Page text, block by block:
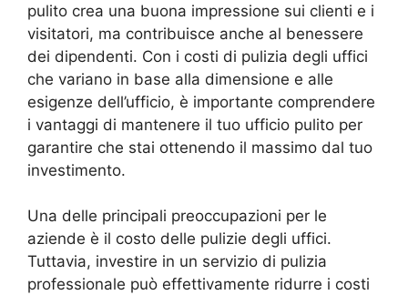
pulito crea una buona impressione sui clienti e i
visitatori, ma contribuisce anche al benessere
dei dipendenti. Con i costi di pulizia degli uffici
che variano in base alla dimensione e alle
esigenze dell’ufficio, è importante comprendere
i vantaggi di mantenere il tuo ufficio pulito per
garantire che stai ottenendo il massimo dal tuo
investimento.
Una delle principali preoccupazioni per le
aziende è il costo delle pulizie degli uffici.
Tuttavia, investire in un servizio di pulizia
professionale può effettivamente ridurre i costi